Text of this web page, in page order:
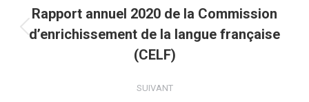
article
Article
précédent
Rapport annuel 2020 de la Commission
d’enrichissement de la langue française
(CELF)
SUIVANT